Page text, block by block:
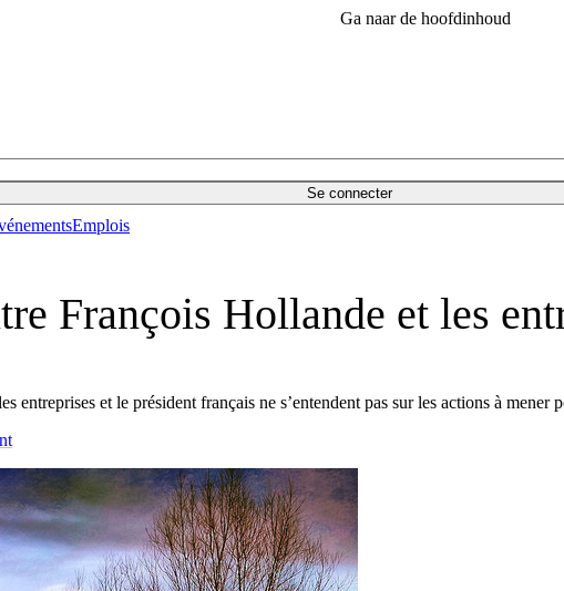
Ga naar de hoofdinhoud
Se connecter
Emplois
François Hollande et les
entreprises et le président français ne s’entendent pas sur les actions à mener